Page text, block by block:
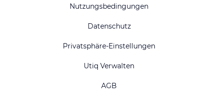
Nutzungsbedingungen
Datenschutz
Privatsphäre-Einstellungen
Utiq Verwalten
AGB